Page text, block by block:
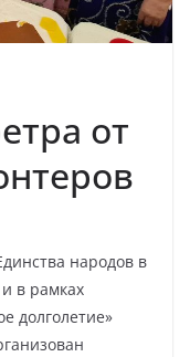
от
народов в
в рамках
долголетие»